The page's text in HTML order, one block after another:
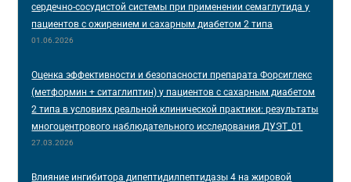
сердечно-сосудистой системы при применении семаглутида у
пациентов с ожирением и сахарным диабетом 2 типа
01.06.2026
Оценка эффективности и безопасности препарата Форсиглекс
(метформин + ситаглиптин) у пациентов с сахарным диабетом
2 типа в условиях реальной клинической практики: результаты
многоцентрового наблюдательного исследования ДУЭТ_01
27.03.2026
Влияние ингибитора дипептидилпептидазы 4 на жировой